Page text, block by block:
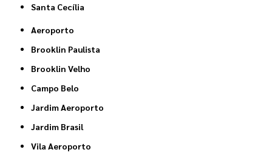
Santa Cecília
Aeroporto
Brooklin Paulista
Brooklin Velho
Campo Belo
Jardim Aeroporto
Jardim Brasil
Vila Aeroporto